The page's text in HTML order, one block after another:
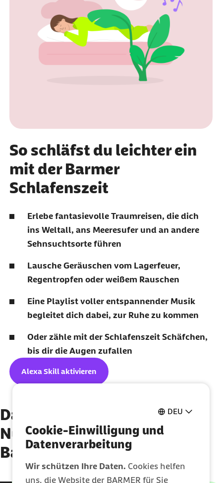
DEU
Cookie-Einwilligung und
Datenverarbeitung
Wir schützen Ihre Daten. Cookies helfen
uns, die Website der BARMER für Sie
So schläfst du leichter ein
mit der Barmer
Schlafenszeit
Erlebe fantasievolle Traumreisen, die dich
ins Weltall, ans Meeresufer und an andere
Sehnsuchtsorte führen
Lausche Geräuschen vom Lagerfeuer,
Regentropfen oder weißem Rauschen
Eine Playlist voller entspannender Musik
begleitet dich dabei, zur Ruhe zu kommen
Oder zähle mit der Schlafenszeit Schäfchen,
bis dir die Augen zufallen
Alexa Skill aktivieren
Das schreiben die
Nutzerinnen und Nutzer zur
Barmer Schlafenszeit